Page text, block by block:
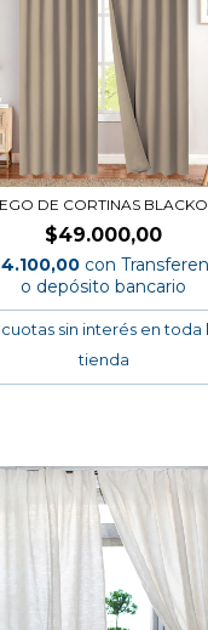
DE CORTINAS
$49.000,00
con
o depósito bancario